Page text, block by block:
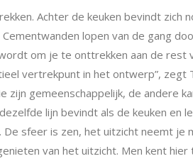
Achter de keuken bevindt
lopen van de gang
om je te onttrekken aan de
vertrekpunt in het ontwerp”,
zijn gemeenschappelijk, de andere
lijn bevindt als de keuken en
sfeer is zen, het uitzicht neemt je
van het uitzicht. Men kent hier